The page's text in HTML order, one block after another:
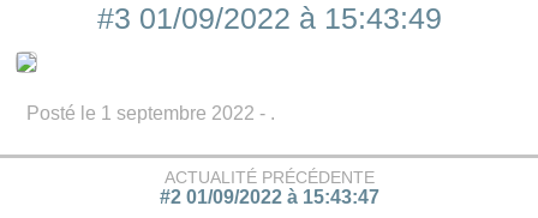
#3 01/09/2022 à 15:43:49
Posté le 1 septembre 2022 - .
ACTUALITÉ PRÉCÉDENTE
#2 01/09/2022 à 15:43:47